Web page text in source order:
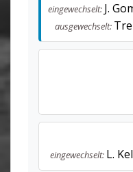
eingewechselt: J.
ausgewechselt:
eingewechselt: L.